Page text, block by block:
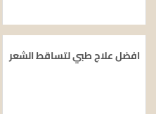
افضل علاج طبي لتساقط الشعر